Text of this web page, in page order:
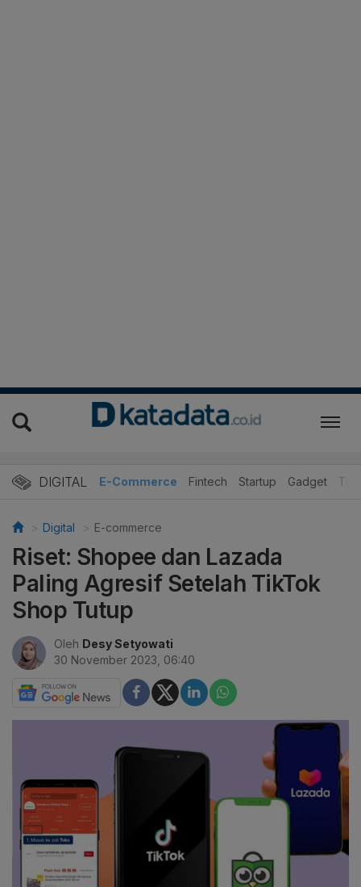
DIGITAL E-Commerce Fintech Startup Gadget
Digital E-commerce
Riset: Shopee dan Lazada
Paling Agresif Setelah TikTok
Shop Tutup
Oleh Desy Setyowati
30 November 2023, 06:40